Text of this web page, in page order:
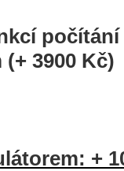
3900 Kč)
+